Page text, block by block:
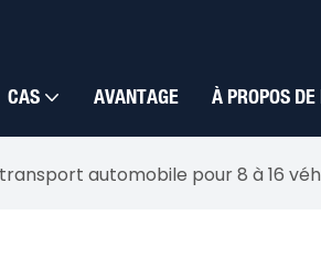
CAS AVANTAGE À PROPOS DE
automobile pour 8 à 16